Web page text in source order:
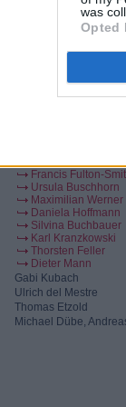
was
Opted
sowohl seinen Sohn
für die Dauer
dazu, die
mittlerweile in
Sorgerecht für Moritz.
Francis Fulton-
Ursula Buschhorn
Maximilian Werner
Daniela Hoffmann
Silvina Buchbauer
Karl Kranzkowski
Thorsten Feller
Dieter Mann
Gabi Kubach
Ulrich del Mestre
Thomas Etzold
Michael Dübe,